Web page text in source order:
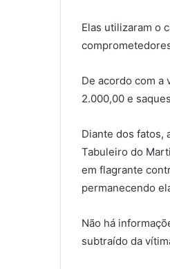
Elas utilizaram o
De acordo com a
2.000,00 e
Diante dos fatos,
Tabuleiro do
em flagrante
permanecendo
Não há
subtraído da